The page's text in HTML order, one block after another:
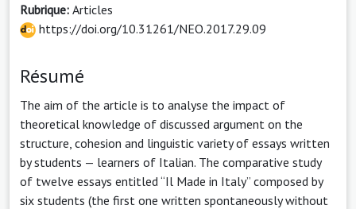
Rubrique: Articles
https://doi.org/10.31261/NEO.2017.29.09
Résumé
The aim of the article is to analyse the impact of
theoretical knowledge of discussed argument on the
structure, cohesion and linguistic variety of essays written
by students — learners of Italian. The comparative study
of twelve essays entitled “Il Made in Italy” composed by
six students (the first one written spontaneously without